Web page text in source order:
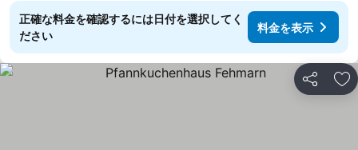
正確な料金を確認するには日付を選択してく
ださい
料金を表示
シェア お